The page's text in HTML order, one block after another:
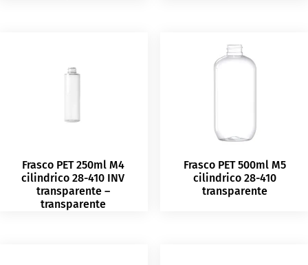
Frasco PET 250ml M4
cilindrico 28-410 INV
transparente –
transparente
Frasco PET 500ml M5
cilindrico 28-410
transparente